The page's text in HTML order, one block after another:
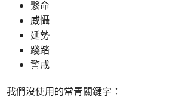
繫命
威懾
延勢
踐踏
警戒
我們沒使用的常青關鍵字：